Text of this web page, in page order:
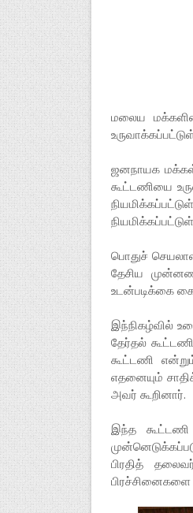
மலைய
ஜனநாயக
கூட்டணியை
பொதுச்
தேசிய
உடன்படிக்கை
இந்நிகழ்வில்
தேர்தல்
கூட்டணி
எதனையும்
அவர் கூறினார்.
இந்த கூட்டணி
பிரதித்